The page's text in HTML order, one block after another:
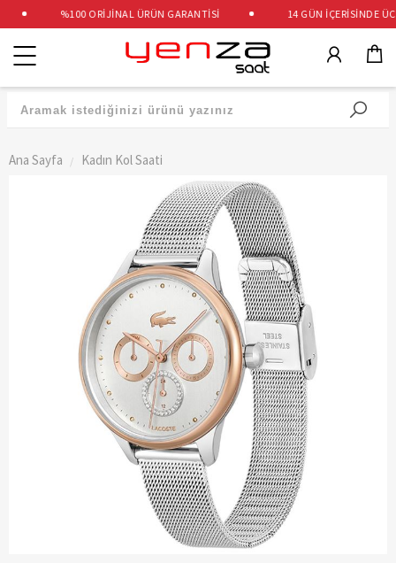
%100 ORİJİNAL ÜRÜN GARANTİSİ 14 GÜN İÇERİSİNDE
Kategoriler
Ana Sayfa Kadın Kol Saati